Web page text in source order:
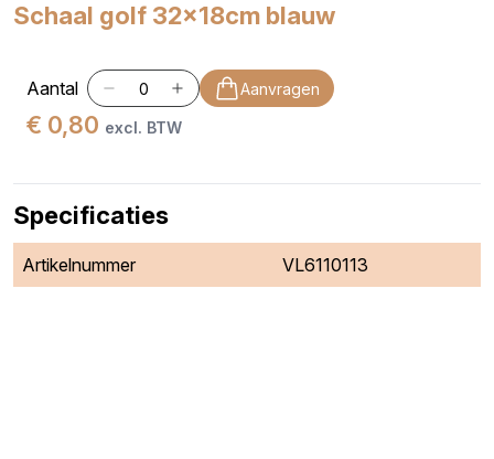
Schaal golf 32x18cm blauw
Aantal Aanvragen
€ 0,80 excl. BTW
Specificaties
Artikelnummer VL6110113